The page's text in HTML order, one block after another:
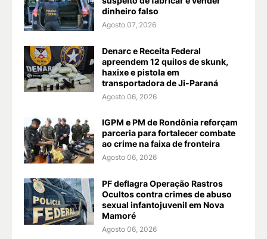
dinheiro falso
Agosto 07, 2026
Denarc e Receita Federal
apreendem 12 quilos de skunk,
haxixe e pistola em
transportadora de Ji-Paraná
Agosto 06, 2026
IGPM e PM de Rondônia reforçam
parceria para fortalecer combate
ao crime na faixa de fronteira
Agosto 06, 2026
PF deflagra Operação Rastros
Ocultos contra crimes de abuso
sexual infantojuvenil em Nova
Mamoré
Agosto 06, 2026